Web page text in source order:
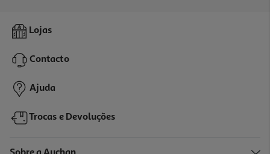
Livro Mais De 50 Coisas Que Não Deve Fazer Na Cozinha
18,85 € PVP de editor
16,97 €
Lojas
Contacto
Ajuda
Trocas e Devoluções